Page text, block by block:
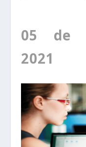
05 de
2021